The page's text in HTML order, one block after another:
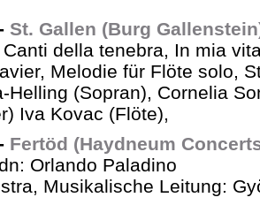
St. Gallen (Burg
della tenebra, In mia
Melodie für Flöte solo,
Helling (Sopran), Cornelia
Iva Kovac (Flöte),
Fertöd (Haydneum
Orlando Paladino
Musikalische Leitung: